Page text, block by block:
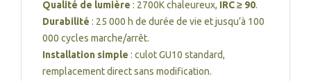
Qualité de lumière : 2700K chaleureux, IRC ≥ 90.
Durabilité : 25 000 h de durée de vie et jusqu’à 100
000 cycles marche/arrêt.
Installation simple : culot GU10 standard,
remplacement direct sans modification.